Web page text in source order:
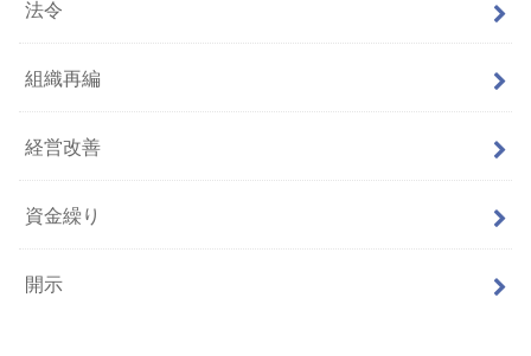
法令
組織再編
経営改善
資金繰り
開示